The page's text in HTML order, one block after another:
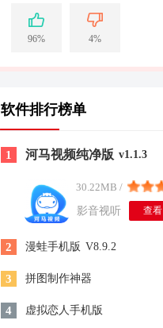
96% 4%
软件排行榜单
1 河马视频纯净版 v1.1.3
30.22MB /
影音视听
查看
2 漫蛙手机版 V8.9.2
3 拼图制作神器
4 虚拟恋人手机版